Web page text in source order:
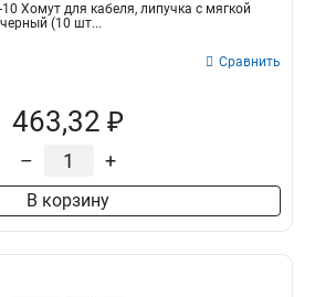
10 Хомут для кабеля, липучка с мягкой
(10 шт...
Сравнить
463,32 ₽
– +
В корзину